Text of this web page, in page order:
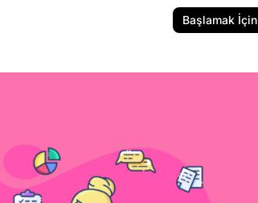
Başlamak İçin